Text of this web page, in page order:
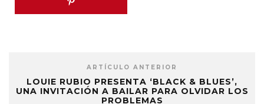
ARTÍCULO ANTERIOR
LOUIE RUBIO PRESENTA ‘BLACK & BLUES’,
UNA INVITACIÓN A BAILAR PARA OLVIDAR LOS
PROBLEMAS